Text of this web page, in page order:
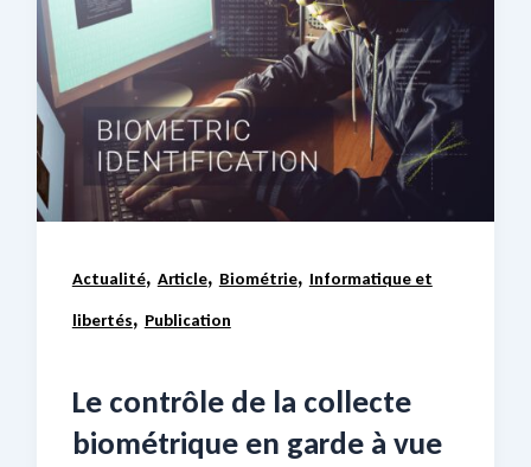
Actualité, Article, Biométrie, Informatique et
libertés, Publication
Le contrôle de la collecte
biométrique en garde à vue